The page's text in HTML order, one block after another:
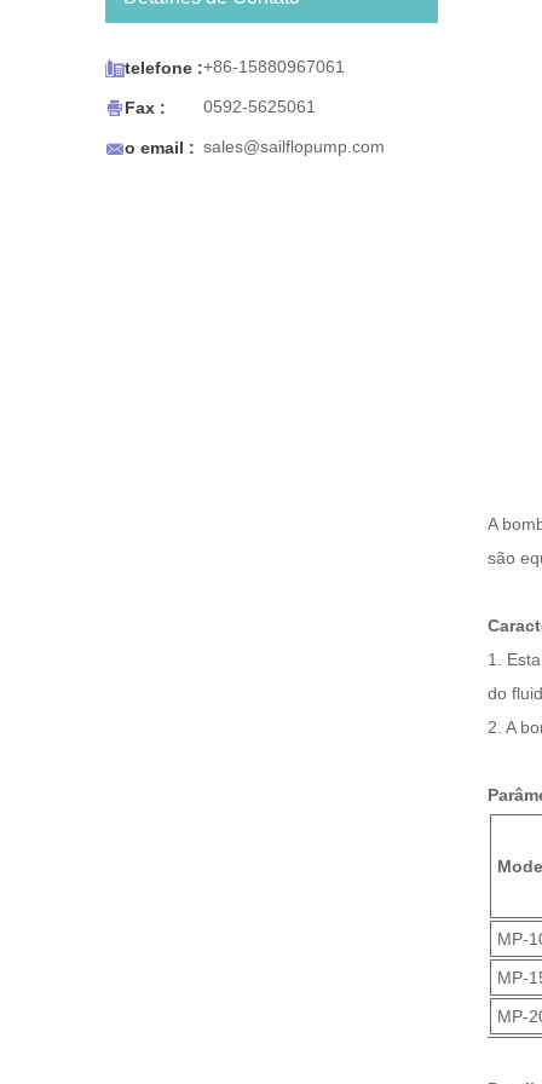
A
são
1.
do
2. A
MP-
MP-
MP-
sistema de água engarrafada
água e gelo para
café expresso e pias portáteis
telefone :+86-15880967061
Fax : 0592-5625061
o email : sales@sailflopump.com